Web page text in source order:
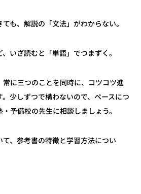
ても、解説の「文法」がわからない。
、いざ読むと「単語」でつまずく。
常に三つのことを同時に、コツコツ進
少しずつで構わないので、ペースにつ
予備校の先生に相談しましょう。
、参考書の特徴と学習方法につい